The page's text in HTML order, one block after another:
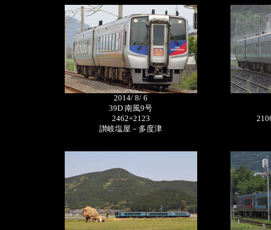
2014/ 8/ 6
39D 南風9号
2462+2123
讃岐塩屋－多度津